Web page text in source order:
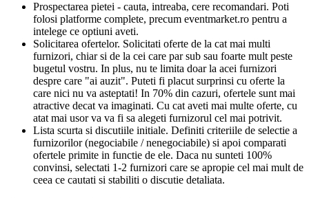
Prospectarea pietei - cauta, intreaba, cere recomandari. Poti
folosi platforme complete, precum eventmarket.ro pentru a
intelege ce optiuni aveti.
Solicitarea ofertelor. Solicitati oferte de la cat mai multi
furnizori, chiar si de la cei care par sub sau foarte mult peste
bugetul vostru. In plus, nu te limita doar la acei furnizori
despre care "ai auzit". Puteti fi placut surprinsi cu oferte la
care nici nu va asteptati! In 70% din cazuri, ofertele sunt mai
atractive decat va imaginati. Cu cat aveti mai multe oferte, cu
atat mai usor va va fi sa alegeti furnizorul cel mai potrivit.
Lista scurta si discutiile initiale. Definiti criteriile de selectie a
furnizorilor (negociabile / nenegociabile) si apoi comparati
ofertele primite in functie de ele. Daca nu sunteti 100%
convinsi, selectati 1-2 furnizori care se apropie cel mai mult de
ceea ce cautati si stabiliti o discutie detaliata.